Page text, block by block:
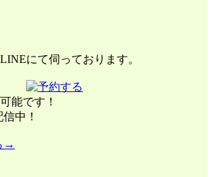
にて伺っております。
能です！
中！
→